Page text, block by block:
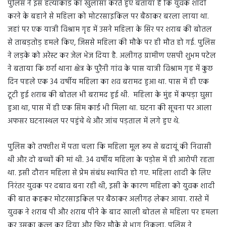
पुलिस ने इस हत्याकांड का खुलासा करते हुए बताया है कि युवक शादी
करने के बहाने से महिला को मोटरसाइकिल पर बैठाकर बरला लाया था.
जहां पर एक यात्री विश्राम गृह में उसने महिला के सिर पर शराब की बोतल
से ताबड़तोड़ हमले किए, जिससे महिला की मौके पर ही मौत हो गई. पुलिस
ने लड़के को अरेस्ट कर जेल भेज दिया है. अलीगढ़ ग्रामीण एसपी शुभम पटेल
ने बताया कि छर्रा थाना क्षेत्र के पुरैनी गांव के पास यात्री विश्राम गृह में कुछ
दिन पहले एक 34 वर्षीय महिला का शव बरामद हुआ था. पास में ही एक
टूटी हुई शराब की बोतल भी बरामद हुई थी. महिला के मुंह में कपड़ा घुसा
हुआ था, पास में ही एक सिम कार्ड भी मिला था. घटना की सूचना पर आला
अफसर घटनास्थल पर पहुंचे थे और जांच पड़ताल में लगे हुए थे.
पुलिस को तफ्तीश में पता चला कि महिला मूल रूप से बदायूं की निवासी
थी और दो बच्चों की मां थी. 34 वर्षीय महिला के पड़ोस में ही आरोपी रहता
था. इसी दौरान महिला से प्रेम संबंध स्थापित हो गए. महिला शादी के लिए
निरंतर युवक पर दबाव बना रही थी, इसी के कारण महिला को युवक शादी
की बात कहकर मोटरसाइकिल पर बैठाकर अलीगढ़ लेकर आया. रास्ते में
युवक ने शराब पी और शराब पीने के बाद खाली बोतल से महिला पर हमला